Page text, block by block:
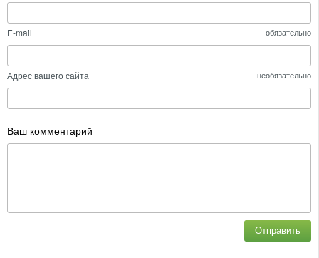
E-mail обязательно
Адрес вашего сайта необязательно
Ваш комментарий
Отправить